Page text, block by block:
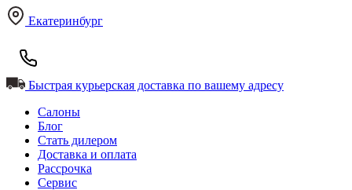
Екатеринбург
Быстрая курьерская доставка по вашему адресу
Салоны
Блог
Стать дилером
Доставка и оплата
Рассрочка
Сервис